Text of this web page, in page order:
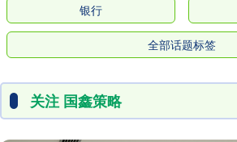
银行
全部话题标签
关注 国鑫策略